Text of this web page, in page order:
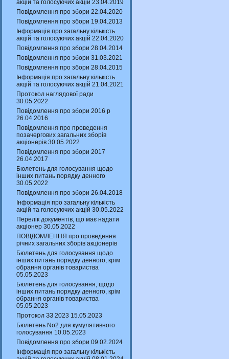
акцій та голосуючих акцій 23.04.2019
Повідомлення про збори 22.04.2020
Повідомлення про збори 19.04.2013
Інформація про загальну кількість
акцій та голосуючих акцій 22.04.2020
Повідомлення про збори 28.04.2014
Повідомлення про збори 31.03.2021
Повідомлення про збори 28.04.2015
Інформація про загальну кількість
акцій та голосуючих акцій 21.04.2021
Протокол наглядової ради
30.05.2022
Повідомлення про збори 2016 р
26.04.2016
Повідомлення про проведення
позачергових загальних зборів
акціонерів 30.05.2022
Повідомлення про збори 2017
26.04.2017
Бюлетень для голосування щодо
інших питань порядку денного
30.05.2022
Повідомлення про збори 26.04.2018
Інформація про загальну кількість
акцій та голосуючих акцій 30.05.2022
Перелік документів, що має надати
акціонер 30.05.2022
ПОВІДОМЛЕННЯ про проведення
річних загальних зборів акціонерів
Бюлетень для голосування щодо
інших питань порядку денного, крім
обрання органів товариства
05.05.2023
Бюлетень для голосування, щодо
інших питань порядку денного, крім
обрання органів товариства
05.05.2023
Протокол ЗЗ 2023 15.05.2023
Бюлетень No2 для кумулятивного
голосування 10.05.2023
Повідомлення про збори 09.02.2024
Інформація про загальну кількість